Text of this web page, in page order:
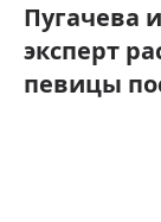
Пугачева
эксперт
певицы